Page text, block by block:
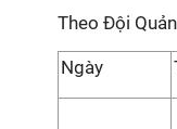
Theo Đội
Ngày